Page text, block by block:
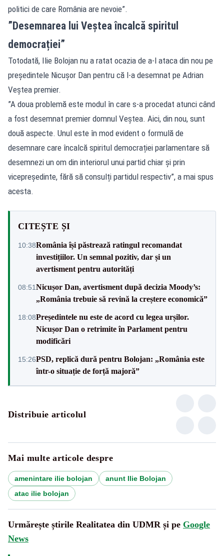
politici de care România are nevoie”.
”Desemnarea lui Veștea încalcă spiritul
democrației”
Totodată, Ilie Bolojan nu a ratat ocazia de a-l ataca din nou pe
președintele Nicușor Dan pentru că l-a desemnat pe Adrian
Veștea premier.
”A doua problemă este modul în care s-a procedat atunci când
a fost desemnat premier domnul Veștea. Aici, din nou, sunt
două aspecte. Unul este în mod evident o formulă de
desemnare care încalcă spiritul democrației parlamentare să
desemnezi un om din interiorul unui partid chiar și prin
vicepreședinte, fără să consulți partidul respectiv”, a mai spus
acesta.
CITEȘTE ȘI
10:38România își păstrează ratingul recomandat
investițiilor. Un semnal pozitiv, dar și un
avertisment pentru autorități
08:51Nicușor Dan, avertisment după decizia Moody’s:
„România trebuie să revină la creștere economică”
18:08Președintele nu este de acord cu legea urșilor.
Nicușor Dan o retrimite în Parlament pentru
modificări
15:26PSD, replică dură pentru Bolojan: „România este
într-o situație de forță majoră”
Distribuie articolul
Mai multe articole despre
amenintare ilie bolojan
anunt Ilie Bolojan
atac ilie bolojan
Urmărește știrile Realitatea din UDMR și pe Google
News